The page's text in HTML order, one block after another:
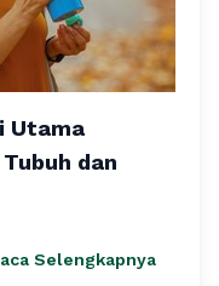
Utama
dan
Selengkapnya